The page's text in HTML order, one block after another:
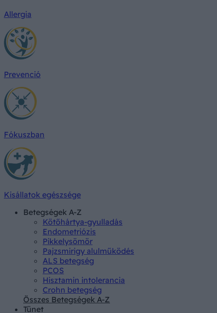
Allergia
Prevenció
Fókuszban
Kisállatok egészsége
Betegségek A-Z
Kötőhártya-gyulladás
Endometriózis
Pikkelysömör
Pajzsmirigy alulműködés
ALS betegség
PCOS
Hisztamin intolerancia
Crohn betegség
Összes Betegségek A-Z
Tünet